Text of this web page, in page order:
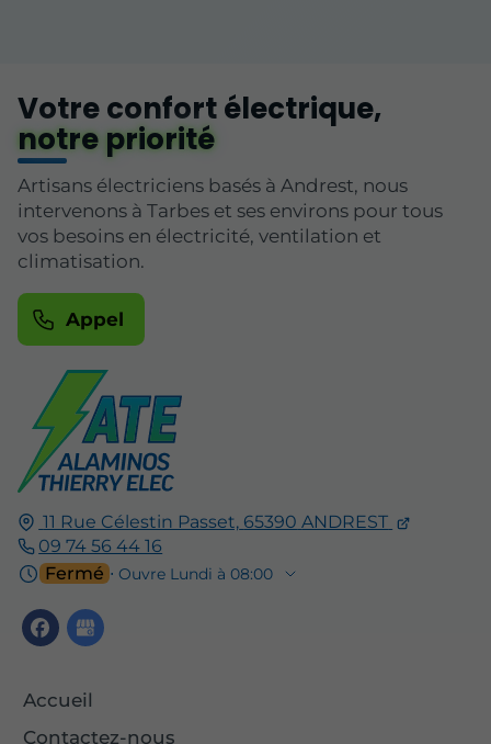
11 Rue Célestin Passet, 65390 ANDREST
09 74 56 44 16
Fermé ⋅ Ouvre Lundi à 08:00
Accueil
Contactez-nous
Votre confort électrique,
notre priorité
Artisans électriciens basés à Andrest, nous
intervenons à Tarbes et ses environs pour tous
vos besoins en électricité, ventilation et
climatisation.
Appel